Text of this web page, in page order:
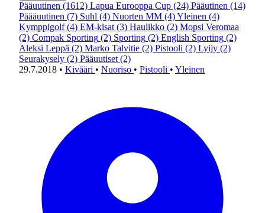
Pääuutinen (1612) Lapua Eurooppa Cup (24) Pääutinen (14)
Päääuutinen (7) Suhl (4) Nuorten MM (4)Yleinen (4)
Kymppigolf (4) EM-kisat (3) Haulikko (2) Mopsi Veromaa
(2) Compak Sporting (2) Sporting (2) English Sporting (2)
Aleksi Leppä (2) Marko Talvitie (2) Pistooli (2) Lyijy (2)
Seurakysely (2) Pääuutiset (2)
29.7.2018 • Kivääri • Nuoriso • Pistooli • Yleinen